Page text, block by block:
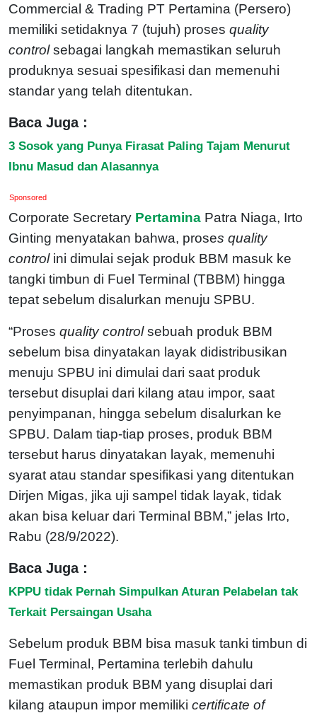
Commercial & Trading PT Pertamina (Persero)
memiliki setidaknya 7 (tujuh) proses quality
controlsebagai langkah memastikan seluruh
produknya sesuai spesifikasi dan memenuhi
standar yang telah ditentukan.
Baca Juga :
3 Sosok yang Punya Firasat Paling Tajam Menurut
Ibnu Masud dan Alasannya
Sponsored
Corporate Secretary Pertamina Patra Niaga, Irto
Ginting menyatakan bahwa, proses quality
controlini dimulai sejak produk BBM masuk ke
tangki timbun di Fuel Terminal (TBBM) hingga
tepat sebelum disalurkan menuju SPBU.
“Proses quality controlsebuah produk BBM
sebelum bisa dinyatakan layak didistribusikan
menuju SPBU ini dimulai dari saat produk
tersebut disuplai dari kilang atau impor, saat
penyimpanan, hingga sebelum disalurkan ke
SPBU. Dalam tiap-tiap proses, produk BBM
tersebut harus dinyatakan layak, memenuhi
syarat atau standar spesifikasi yang ditentukan
Dirjen Migas, jika uji sampel tidak layak, tidak
akan bisa keluar dari Terminal BBM,” jelas Irto,
Rabu (28/9/2022).
Baca Juga :
KPPU tidak Pernah Simpulkan Aturan Pelabelan tak
Terkait Persaingan Usaha
Sebelum produk BBM bisa masuk tanki timbun di
Fuel Terminal, Pertamina terlebih dahulu
memastikan produk BBM yang disuplai dari
kilang ataupun impor memiliki certificate of